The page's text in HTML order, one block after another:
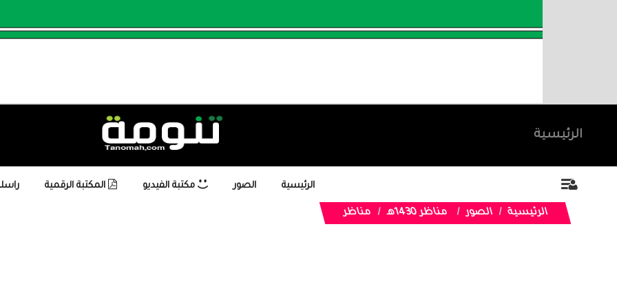
الرئيسية
الرئيسية الصور مكتبة الفيديو المكتبة الرقمية
الرئيسية الصور مناظر 1430هـ مناظر